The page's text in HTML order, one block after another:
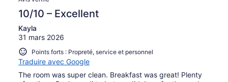
10/10 – Excellent
Kayla
31 mars 2026
Points forts : Propreté, service et personnel
Traduire avec Google
The room was super clean. Breakfast was great! Plenty